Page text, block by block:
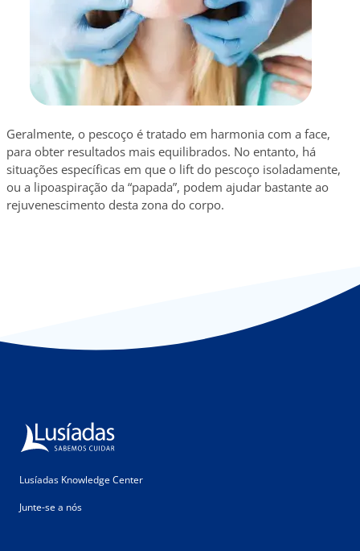
Geralmente, o pescoço é tratado em harmonia com a face,
para obter resultados mais equilibrados. No entanto, há
situações específicas em que o lift do pescoço isoladamente,
ou a lipoaspiração da “papada”, podem ajudar bastante ao
rejuvenescimento desta zona do corpo.
Lusíadas Knowledge Center
Junte-se a nós